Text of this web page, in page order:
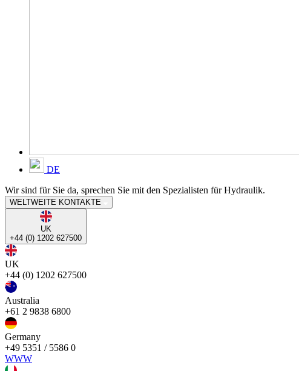
DE
Wir sind für Sie da, sprechen Sie mit den Spezialisten für Hydraulik.
WELTWEITE KONTAKTE
UK
+44 (0) 1202 627500
UK
+44 (0) 1202 627500
Australia
+61 2 9838 6800
Germany
+49 5351 / 5586 0
WWW